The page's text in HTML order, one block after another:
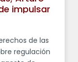
impulsar
de las
regulación